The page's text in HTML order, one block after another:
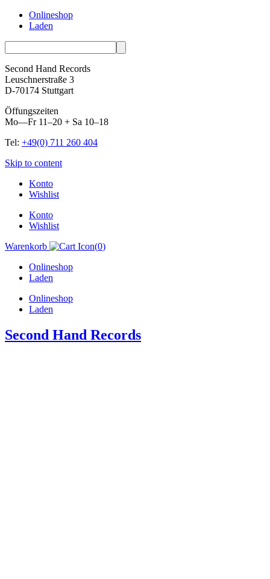
Onlineshop
Laden
Second Hand Records
Leuschnerstraße 3
D-70174 Stuttgart
Öffungszeiten
Mo—Fr 11–20 + Sa 10–18
Tel: +49(0) 711 260 404
Skip to content
Konto
Wishlist
Konto
Wishlist
Warenkorb
(0)
Onlineshop
Laden
Onlineshop
Laden
Second Hand Records